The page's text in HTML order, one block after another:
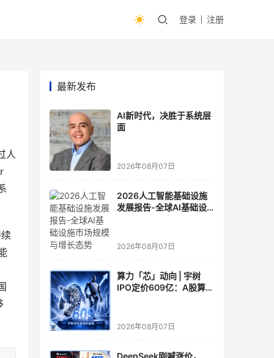
登录 注册
人
最新发布
AI新时代，决胜于系统层
面
2026年08月07日
2026人工智能基础设施
发展报告-全球AI基础设
2026年08月07日
算力「芯」动向 | 宇树
IPO定价609亿：A股算力
2026年08月07日